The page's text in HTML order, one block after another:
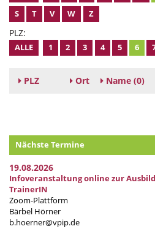
S
T V W Z
PLZ:
ALLE 1 2 3 4 5 6
PLZ Ort Name (0)
Nächste Termine
19.08.2026
Infoveranstaltung online zur
TrainerIN
Zoom-Plattform
Bärbel Hörner
b.hoerner@vpip.de